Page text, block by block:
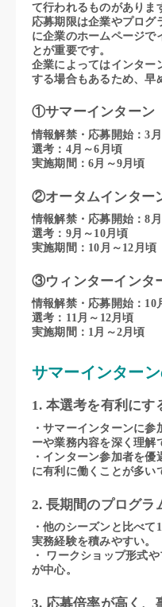
て行われるものがありま
応募期限は企業やプログ
に企業のホームページで
とが重要です。
企業によってはインター
する場合もあるため、早
①サマーインターン
情報解禁・応募開始：3
選考：4月～6月頃
実施期間：6月～9月頃
②オータムインター
情報解禁・応募開始：8
選考：9月～10月頃
実施期間：10月～12月頃
③ウィンターインタ
情報解禁・応募開始：10
選考：11月～12月頃
実施期間：1月～2月頃
サマーインター
1. 本選考を有利にす
・サマーインターンに
ーや業務内容を深く理解
・インターン参加者を
に有利に働くことが多い
2. 長期間のプログラ
・他のシーズンと比べて
実務経験を積みやすい。
・ ワークショップ形式
が中心。
3. 応募倍率が高く、